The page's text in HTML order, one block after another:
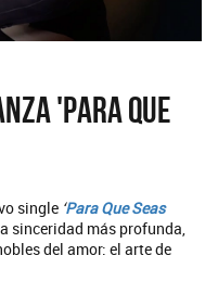
'Para Que
single ‘Para Que Seas
sinceridad más profunda,
del amor: el arte de